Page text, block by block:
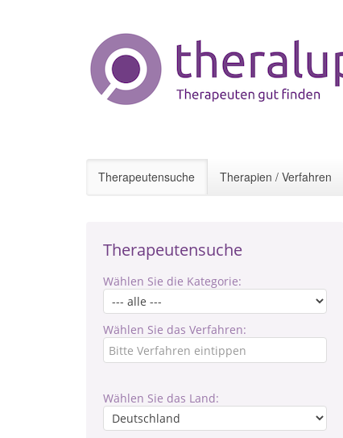
Therapeutensuche Therapien / Verfahren
Therapeutensuche
Wählen Sie die Kategorie:
Wählen Sie das Verfahren:
Wählen Sie das Land: